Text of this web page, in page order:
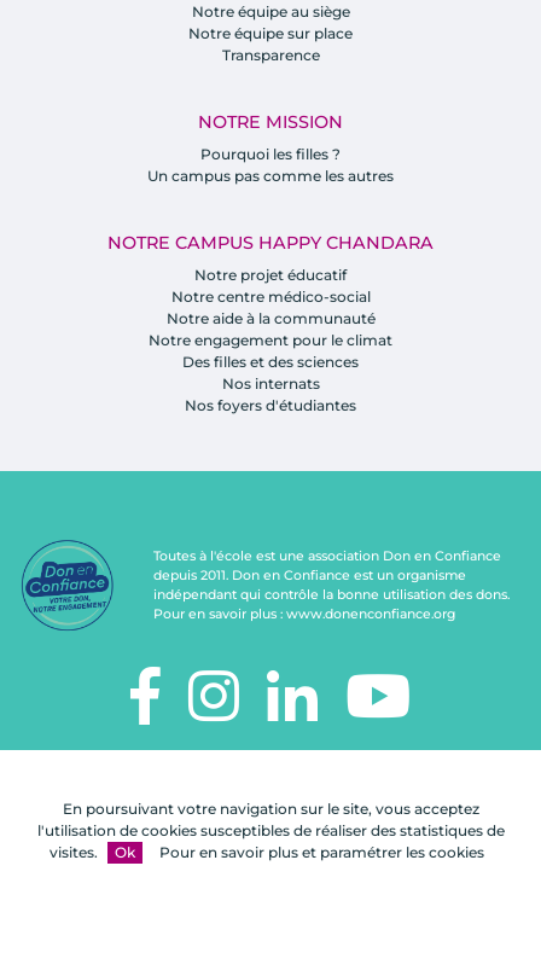
En poursuivant votre navigation sur le site, vous acceptez
l'utilisation de cookies susceptibles de réaliser des statistiques de
visites.
Ok Pour en savoir plus et paramétrer les cookies
Notre équipe au siège
Notre équipe sur place
Transparence
NOTRE MISSION
Pourquoi les filles ?
Un campus pas comme les autres
NOTRE CAMPUS HAPPY CHANDARA
Notre projet éducatif
Notre centre médico-social
Notre aide à la communauté
Notre engagement pour le climat
Des filles et des sciences
Nos internats
Nos foyers d'étudiantes
Toutes à l'école est une association Don en Confiance
depuis 2011. Don en Confiance est un organisme
indépendant qui contrôle la bonne utilisation des dons.
Pour en savoir plus : www.donenconfiance.org
92100 Boulogne-Billancourt